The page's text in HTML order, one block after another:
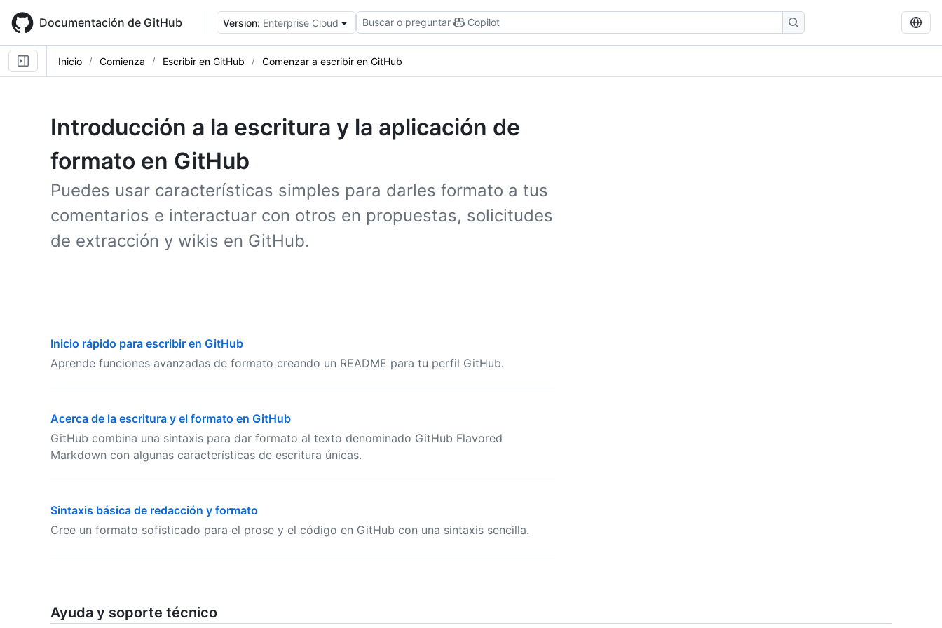
main
content
Documentación de GitHub Version: Enterprise Cloud Buscar o preguntar Copilot
Inicio Comienza Escribir en GitHub Comenzar a escribir en GitHub
Introducción a la escritura y la aplicación de
formato en GitHub
Puedes usar características simples para darles formato a tus
comentarios e interactuar con otros en propuestas, solicitudes
de extracción y wikis en GitHub.
Inicio rápido para escribir en GitHub
Aprende funciones avanzadas de formato creando un README para tu perfil GitHub.
Acerca de la escritura y el formato en GitHub
GitHub combina una sintaxis para dar formato al texto denominado GitHub Flavored
Markdown con algunas características de escritura únicas.
Sintaxis básica de redacción y formato
Cree un formato sofisticado para el prose y el código en GitHub con una sintaxis sencilla.
Ayuda y soporte técnico